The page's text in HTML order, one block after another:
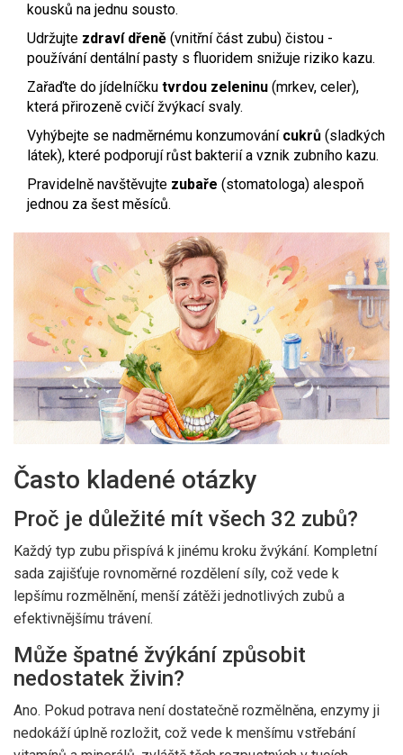
kousků na jednu sousto.
Udržujte zdraví dřeně (vnitřní část zubu) čistou -
používání dentální pasty s fluoridem snižuje riziko kazu.
Zařaďte do jídelníčku tvrdou zeleninu (mrkev, celer),
která přirozeně cvičí žvýkací svaly.
Vyhýbejte se nadměrnému konzumování cukrů (sladkých
látek), které podporují růst bakterií a vznik zubního kazu.
Pravidelně navštěvujte zubaře (stomatologa) alespoň
jednou za šest měsíců.
Často kladené otázky
Proč je důležité mít všech 32 zubů?
Každý typ zubu přispívá k jinému kroku žvýkání. Kompletní
sada zajišťuje rovnoměrné rozdělení síly, což vede k
lepšímu rozmělnění, menší zátěži jednotlivých zubů a
efektivnějšímu trávení.
Může špatné žvýkání způsobit
nedostatek živin?
Ano. Pokud potrava není dostatečně rozmělněna, enzymy ji
nedokáží úplně rozložit, což vede k menšímu vstřebání